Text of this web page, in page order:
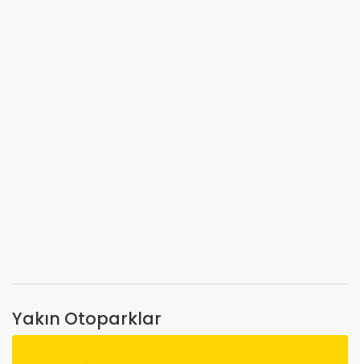
Yakın Otoparklar